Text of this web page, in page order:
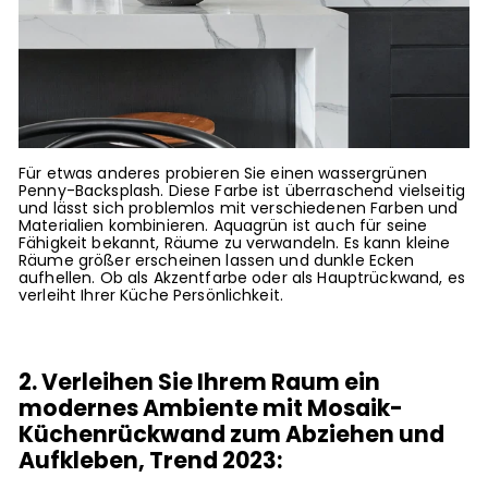
Für etwas anderes probieren Sie einen wassergrünen
Penny-Backsplash. Diese Farbe ist überraschend vielseitig
und lässt sich problemlos mit verschiedenen Farben und
Materialien kombinieren. Aquagrün ist auch für seine
Fähigkeit bekannt, Räume zu verwandeln. Es kann kleine
Räume größer erscheinen lassen und dunkle Ecken
aufhellen. Ob als Akzentfarbe oder als Hauptrückwand, es
verleiht Ihrer Küche Persönlichkeit.
2. Verleihen Sie Ihrem Raum ein
modernes Ambiente mit Mosaik-
Küchenrückwand zum Abziehen und
Aufkleben, Trend 2023: